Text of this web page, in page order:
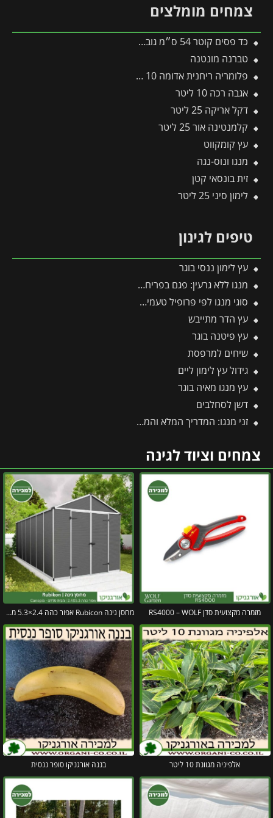
צמחים מומלצים
כד פסים קוטר 54 ס״מ גובה 54 ס״מ אפור כהה
טברנה מונטנה
פלומריה ריחנית אדומה 10 ליטר
אגבה רכה 10 ליטר
דקל אריקה 25 ליטר
קלמנטינה אור 25 ליטר
עץ קומקווט
מנגו ונוס-נגה
זית בונסאי קטן
לימון סיני 25 ליטר
טיפים לגינון
עץ לימון ננסי בוגר
מנגו ללא גרעין: פגם בפריחה או יתרון אקזוטי?
סוגי מנגו לפי פרופיל טעמים מעבר למנגו הקלאסי
עץ הדר מתייבש
עץ פיטנה בוגר
שיחים למרפסת
גידול עץ לימון ליים
עץ מנגו מאיה בוגר
דשן לסחלבים
זני מנגו: המדריך המלא והמקיף ביותר לזני מנגו
צמחים וציוד לגינה
מזמרה מקצועית סדן RS4000 – WOLF מחסן גינה Rubicon אפור כהה 2.4×5.3 מבית פלרם קנופיה
אלפיניה מגוונת 10 ליטר בננה אורגניקו סופר ננסית